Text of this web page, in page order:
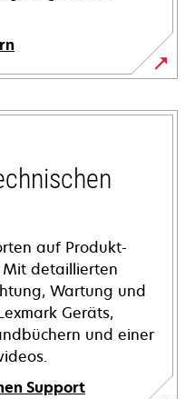
auf Produkt-
Mit detaillierten
Wartung und
Geräts,
und einer
Support